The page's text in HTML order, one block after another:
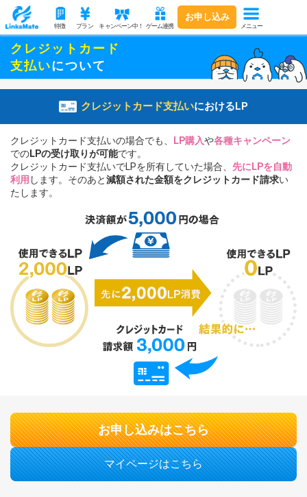
特徴 プラン キャンペーン中！ ゲーム連携
お申し込み
メニュー
クレジットカード
支払いについて
クレジットカード支払いにおけるLP
クレジットカード支払いの場合でも、 LP購入や各種キャンペーン
でのLPの受け取りが可能です。
クレジットカード支払いでLPを所有していた場合、 先にLPを自動
利用 します。 そのあと減額された金額をクレジットカード請求い
たします。
お申し込みはこちら
マイページはこちら